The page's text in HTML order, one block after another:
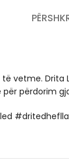
vetme.
përdorim